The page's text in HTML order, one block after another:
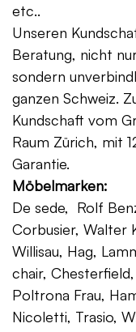
etc..
Unseren
Beratung, nicht
sondern
ganzen Schweiz.
Kundschaft vom
Raum Zürich, mit
Garantie.
Möbelmarken:
De sede, Rolf
Corbusier, Walter
Willisau, Hag,
chair,
Poltrona Frau,
Nicoletti, Trasio,